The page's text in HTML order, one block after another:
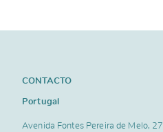
CONTACTO
Portugal
Avenida Fontes Pereira de Melo, 27